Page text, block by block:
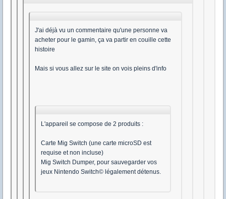
J'ai déjà vu un commentaire qu'une personne va
acheter pour le gamin, ça va partir en couille cette
histoire
Mais si vous allez sur le site on vois pleins d'info
L'appareil se compose de 2 produits :
Carte Mig Switch (une carte microSD est
requise et non incluse)
Mig Switch Dumper, pour sauvegarder vos
jeux Nintendo Switch© légalement détenus.